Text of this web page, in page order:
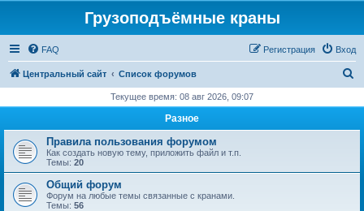
Грузоподъёмные краны
FAQ Вход
Регистрация
Центральный сайт Список форумов
с
Текущее время: 08 авг 2026, 09:07
Разное
Правила пользования форумом
Как создать новую тему, приложить файл и т.п.
Темы: 20
Общий форум
Форум на любые темы связанные с кранами.
Темы: 56